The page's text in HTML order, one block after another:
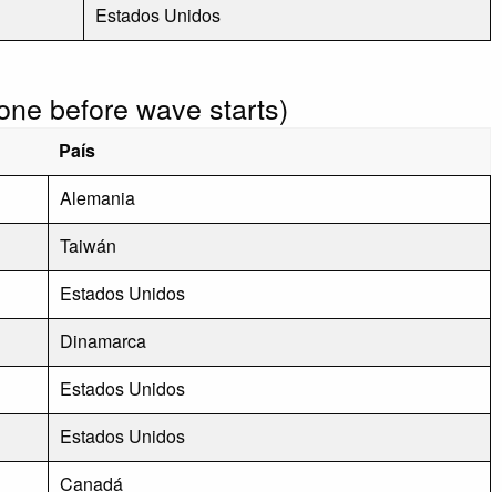
Estados Unidos
before wave starts)
País
Alemania
Taiwán
Estados Unidos
Dinamarca
Estados Unidos
Estados Unidos
Canadá